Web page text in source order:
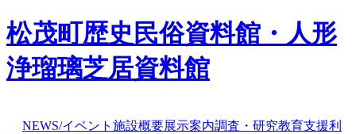
松茂町歴史民俗資料館・人形
浄瑠璃芝居資料館
NEWS/イベント 施設概要展示案内調査・研究教育支援利